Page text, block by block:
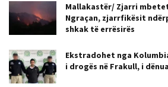
Mallakastër/ Zjarri
Ngraçan, zjarrfikësit
shkak të errësirës
Ekstradohet nga
i drogës në Frakull, i